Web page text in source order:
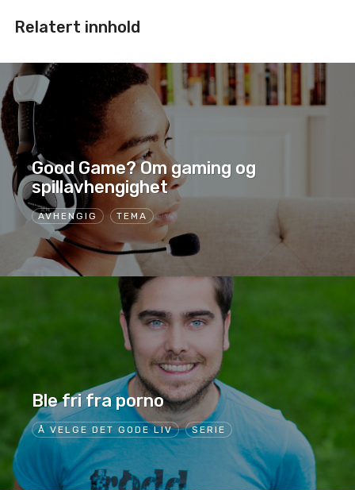
Relatert innhold
AVHENGIG TEMA
Good Game? Om gaming og
spillavhengighet
Å VELGE DET GODE LIV SERIE
Ble fri fra porno